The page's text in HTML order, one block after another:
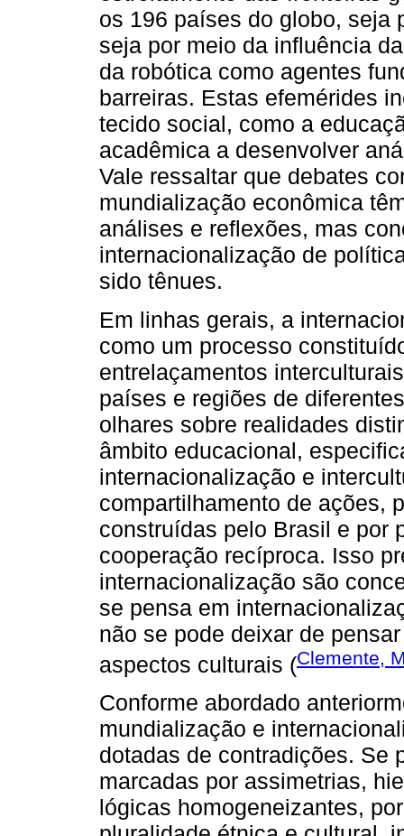
os 196 países do globo, seja
seja por meio da influência
da robótica como agentes
barreiras. Estas efemérides
tecido social, como a
acadêmica a desenvolver
Vale ressaltar que debates
mundialização econômica
análises e reflexões, mas
internacionalização de
sido tênues.
Em linhas gerais, a
como um processo
entrelaçamentos
países e regiões de
olhares sobre realidades
âmbito educacional,
internacionalização e
compartilhamento de ações,
construídas pelo Brasil e por
cooperação recíproca. Isso
internacionalização são
se pensa em
não se pode deixar de
aspectos culturais (Clemente,
Conforme abordado
mundialização e
dotadas de contradições. Se
marcadas por assimetrias,
lógicas homogeneizantes,